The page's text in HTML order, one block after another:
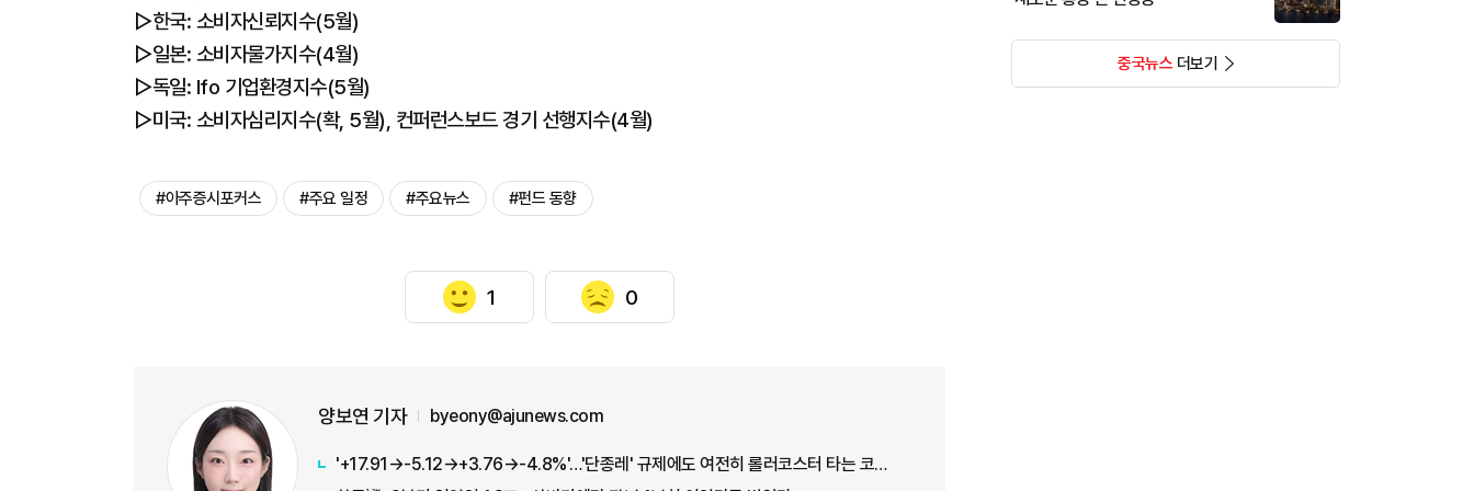
▷한국: 소비자신뢰지수(5월)
▷일본: 소비자물가지수(4월)
▷독일: Ifo 기업환경지수(5월)
▷미국: 소비자심리지수(확, 5월), 컨퍼런스보드 경기 선행지수(4월)
#아주증시포커스 #주요 일정 #주요뉴스 #펀드 동향
1 0
양보연 기자 byeony@ajunews.com
'+17.91→-5.12→+3.76→-4.8%'…'단종레' 규제에도 여전히 롤러코스터 타는 코스피
중국뉴스더보기